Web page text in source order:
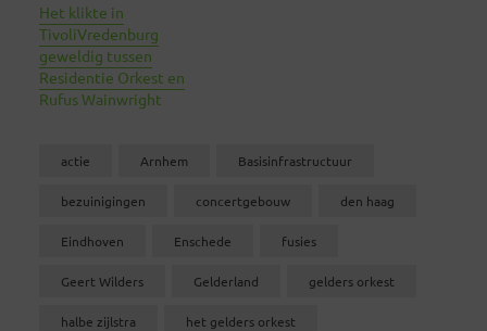
Het klikte in
TivoliVredenburg
geweldig tussen
Residentie Orkest en
Rufus Wainwright
actie Arnhem Basisinfrastructuur
bezuinigingen concertgebouw den haag
Eindhoven Enschede fusies
Geert Wilders Gelderland gelders orkest
halbe zijlstra het gelders orkest